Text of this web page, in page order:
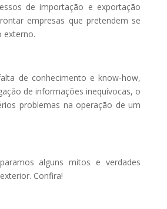
de importação e exportação
empresas que pretendem se
externo.
de conhecimento e know-how,
de informações inequívocas, o
problemas na operação de um
alguns mitos e verdades
Confira!